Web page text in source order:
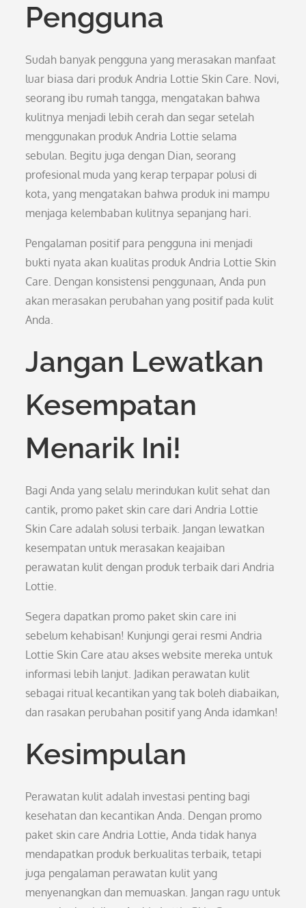
Pengguna
Sudah banyak pengguna yang merasakan manfaat
luar biasa dari produk Andria Lottie Skin Care. Novi,
seorang ibu rumah tangga, mengatakan bahwa
kulitnya menjadi lebih cerah dan segar setelah
menggunakan produk Andria Lottie selama
sebulan. Begitu juga dengan Dian, seorang
profesional muda yang kerap terpapar polusi di
kota, yang mengatakan bahwa produk ini mampu
menjaga kelembaban kulitnya sepanjang hari.
Pengalaman positif para pengguna ini menjadi
bukti nyata akan kualitas produk Andria Lottie Skin
Care. Dengan konsistensi penggunaan, Anda pun
akan merasakan perubahan yang positif pada kulit
Anda.
Jangan Lewatkan
Kesempatan
Menarik Ini!
Bagi Anda yang selalu merindukan kulit sehat dan
cantik, promo paket skin care dari Andria Lottie
Skin Care adalah solusi terbaik. Jangan lewatkan
kesempatan untuk merasakan keajaiban
perawatan kulit dengan produk terbaik dari Andria
Lottie.
Segera dapatkan promo paket skin care ini
sebelum kehabisan! Kunjungi gerai resmi Andria
Lottie Skin Care atau akses website mereka untuk
informasi lebih lanjut. Jadikan perawatan kulit
sebagai ritual kecantikan yang tak boleh diabaikan,
dan rasakan perubahan positif yang Anda idamkan!
Kesimpulan
Perawatan kulit adalah investasi penting bagi
kesehatan dan kecantikan Anda. Dengan promo
paket skin care Andria Lottie, Anda tidak hanya
mendapatkan produk berkualitas terbaik, tetapi
juga pengalaman perawatan kulit yang
menyenangkan dan memuaskan. Jangan ragu untuk